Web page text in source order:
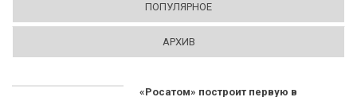
ПОПУЛЯРНОЕ
АРХИВ
«Росатом» построит первую в